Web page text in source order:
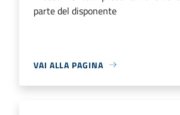
parte del disponente
VAI ALLA PAGINA